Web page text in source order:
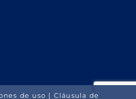
de uso | Cláusula de